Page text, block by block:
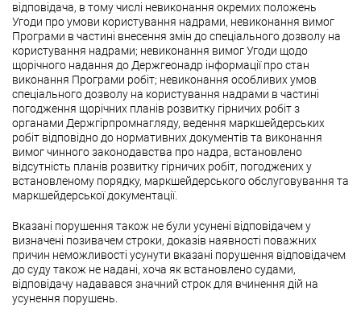
відповідача, в тому числі невиконання окремих положень
Угоди про умови користування надрами, невиконання вимог
Програми в частині внесення змін до спеціального дозволу на
користування надрами; невиконання вимог Угоди щодо
щорічного надання до Держгеонадр інформації про стан
виконання Програми робіт; невиконання особливих умов
спеціального дозволу на користування надрами в частині
погодження щорічних планів розвитку гірничих робіт з
органами Держгірпромнагляду, ведення маркшейдерських
робіт відповідно до нормативних документів та виконання
вимог чинного законодавства про надра, встановлено
відсутність планів розвитку гірничих робіт, погоджених у
встановленому порядку, маркшейдерського обслуговування та
маркшейдерської документації.
Вказані порушення також не були усунені відповідачем у
визначені позивачем строки, доказів наявності поважних
причин неможливості усунути вказані порушення відповідачем
до суду також не надані, хоча як встановлено судами,
відповідачу надавався значний строк для вчинення дій на
усунення порушень.